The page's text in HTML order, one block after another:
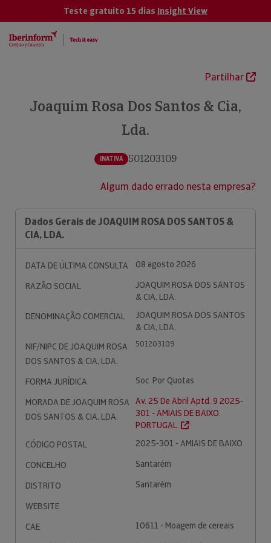
Teste gratuito 15 dias Insight View
Partilhar
Joaquim Rosa Dos Santos & Cia,
Lda.
INATIVA 501203109
Algum dado errado nesta empresa?
Dados Gerais de JOAQUIM ROSA DOS SANTOS &
CIA, LDA.
DATA DE ÚLTIMA CONSULTA
08 agosto 2026
RAZÃO SOCIAL
JOAQUIM ROSA DOS SANTOS
& CIA, LDA.
DENOMINAÇÃO COMERCIAL
JOAQUIM ROSA DOS SANTOS
& CIA, LDA.
NIF/NIPC DE JOAQUIM ROSA
DOS SANTOS & CIA, LDA.
501203109
FORMA JURÍDICA
Soc. Por Quotas
MORADA DE JOAQUIM ROSA
DOS SANTOS & CIA, LDA.
Av. 25 De Abril Aptd. 9 2025-
301 - AMIAIS DE BAIXO.
PORTUGAL.
CÓDIGO POSTAL
2025-301 - AMIAIS DE BAIXO
CONCELHO
Santarém
DISTRITO
Santarém
WEBSITE
CAE
10611 - Moagem de cereais